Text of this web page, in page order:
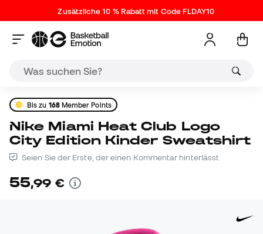
Zusätzliche 10 % Rabatt mit Code FLDAY10
Bis zu 168Member Points
Nike Miami Heat Club Logo
City Edition Kinder Sweatshirt
Seien Sie der Erste, der einen Kommentar hinterlässt
55,99 €